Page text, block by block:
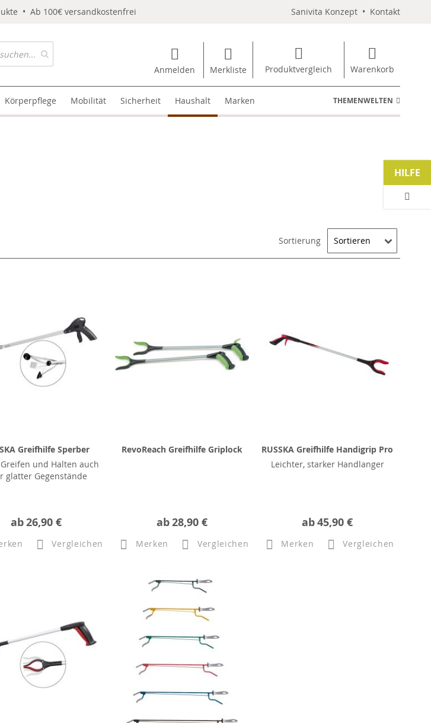
• Ab 100€ versandkostenfrei Sanivita Konzept • Kontakt
Anmelden Merkliste Produktvergleich Warenkorb
Körperpflege Mobilität Sicherheit Haushalt Marken THEMENWELTEN
Sortierung
Greifhilfe Sperber
Greifen und Halten auch
glatter Gegenstände
ab26,90 €
Vergleichen
RevoReach Greifhilfe Griplock
ab28,90 €
Merken Vergleichen
RUSSKA Greifhilfe Handigrip Pro
Leichter, starker Handlanger
ab45,90 €
Merken Vergleichen
HILFE